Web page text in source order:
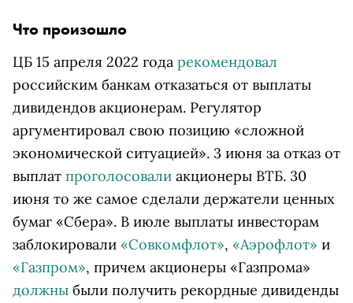
Что произошло
ЦБ 15 апреля 2022 года рекомендовал
российским банкам отказаться от выплаты
дивидендов акционерам. Регулятор
аргументировал свою позицию «сложной
экономической ситуацией». 3 июня за отказ от
выплат проголосовали акционеры ВТБ. 30
июня то же самое сделали держатели ценных
бумаг «Сбера». В июле выплаты инвесторам
заблокировали «Совкомфлот», «Аэрофлот» и
«Газпром», причем акционеры «Газпрома»
должны были получить рекордные дивиденды